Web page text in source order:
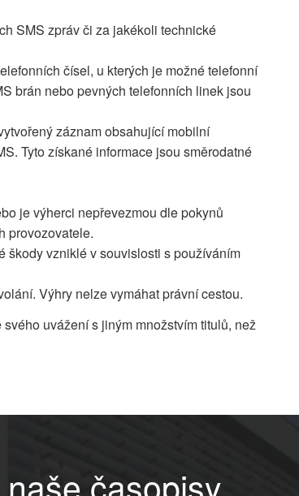
SMS zpráv či za jakékoli technické
čísel, u kterých je možné telefonní
brán nebo pevných telefonních linek jsou
záznam obsahující mobilní
Tyto získané informace jsou směrodatné
je výherci nepřevezmou dle pokynů
provozovatele.
škody vzniklé v souvislosti s používáním
Výhry nelze vymáhat právní cestou.
uvážení s jiným množstvím titulů, než
časopisy